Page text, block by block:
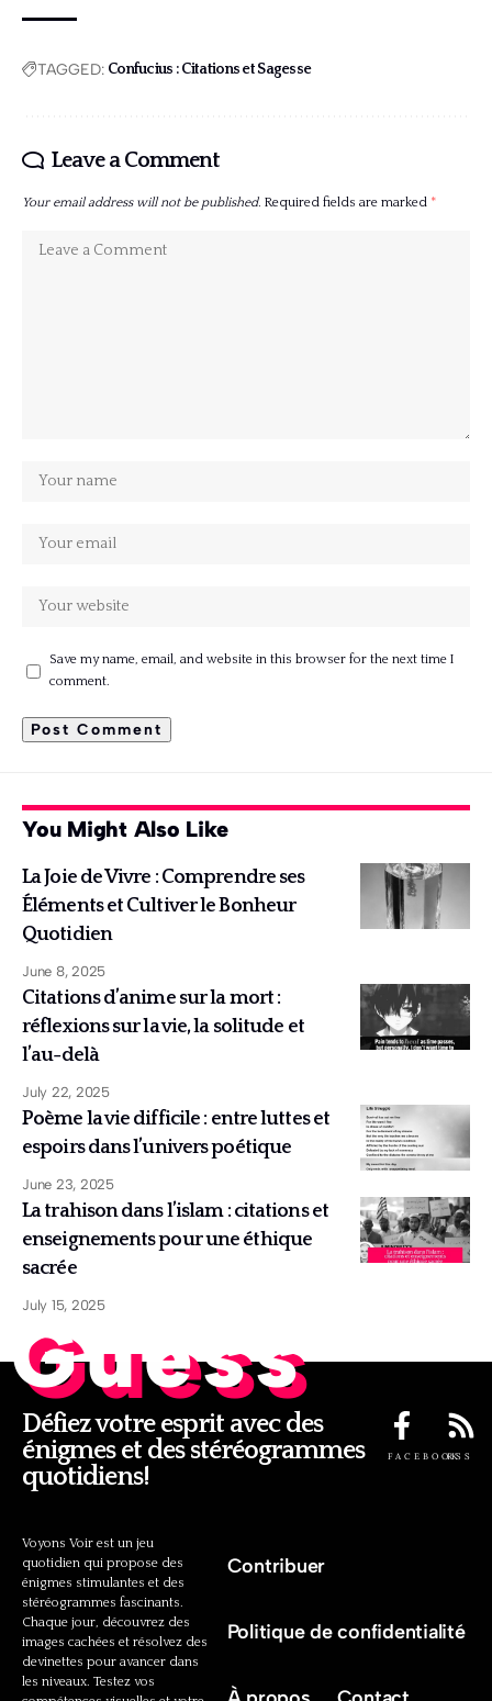
TAGGED: Confucius : Citations et Sagesse
Leave a Comment
Your email address will not be published. Required fields are marked *
Save my name, email, and website in this browser for the next time I
comment.
You Might Also Like
La Joie de Vivre : Comprendre ses
Éléments et Cultiver le Bonheur
Quotidien
June 8, 2025
Citations d’anime sur la mort :
réflexions sur la vie, la solitude et
l’au-delà
July 22, 2025
Poème la vie difficile : entre luttes et
espoirs dans l’univers poétique
June 23, 2025
La trahison dans l’islam : citations et
enseignements pour une éthique
sacrée
July 15, 2025
Guess
Défiez votre esprit avec des
énigmes et des stéréogrammes
quotidiens!
FACEBOOKRSS
Voyons Voir est un jeu
quotidien qui propose des
énigmes stimulantes et des
stéréogrammes fascinants.
Chaque jour, découvrez des
images cachées et résolvez des
devinettes pour avancer dans
les niveaux. Testez vos
Contribuer
Politique de confidentialité